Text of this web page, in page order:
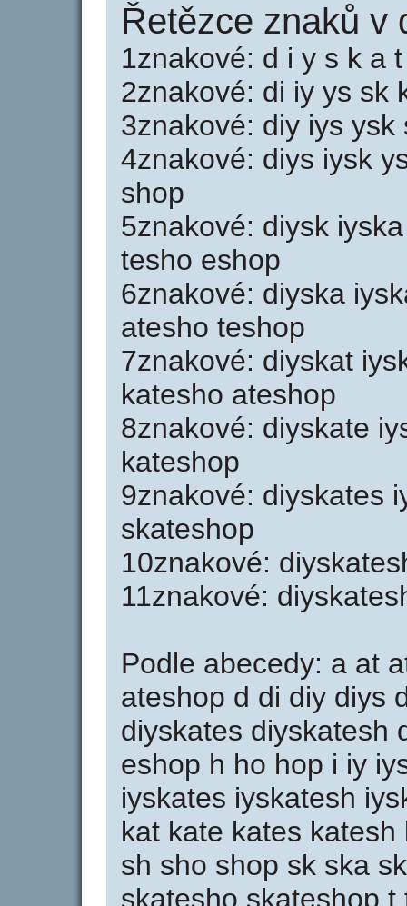
Řetězce znaků v
1znakové: d i y s k a
2znakové: di iy ys sk
3znakové: diy iys
4znakové: diys iysk
shop
5znakové: diysk
tesho eshop
6znakové: diyska
atesho teshop
7znakové: diyskat
katesho ateshop
8znakové: diyskate
kateshop
9znakové: diyskates
skateshop
10znakové:
11znakové:
Podle abecedy: a at
ateshop d di diy diys
diyskates diyskatesh
eshop h ho hop i iy
iyskates iyskatesh
kat kate kates
sh sho shop sk ska
skatesho skateshop